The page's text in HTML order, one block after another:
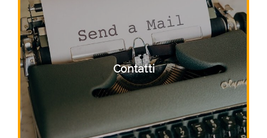
Contatti